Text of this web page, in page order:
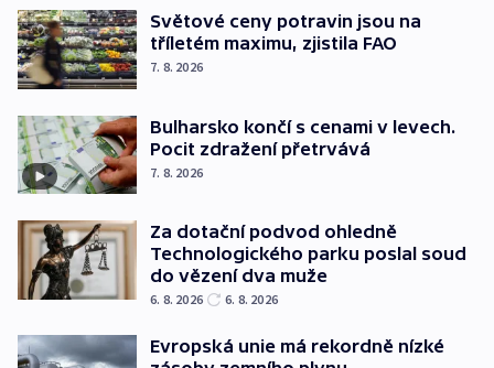
Světové ceny potravin jsou na
tříletém maximu, zjistila FAO
7. 8. 2026
Bulharsko končí s cenami v levech.
Pocit zdražení přetrvává
7. 8. 2026
Za dotační podvod ohledně
Technologického parku poslal soud
do vězení dva muže
6. 8. 2026 6. 8. 2026
Evropská unie má rekordně nízké